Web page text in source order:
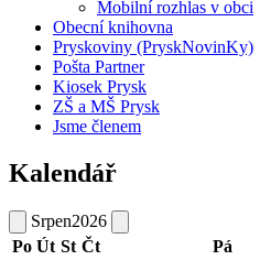
Mobilní rozhlas v obci
Obecní knihovna
Pryskoviny (PryskNovinKy)
Pošta Partner
Kiosek Prysk
ZŠ a MŠ Prysk
Jsme členem
Kalendář
Srpen2026
Po Út St Čt Pá